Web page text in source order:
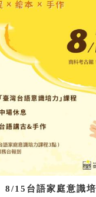
8/15台語家庭意識